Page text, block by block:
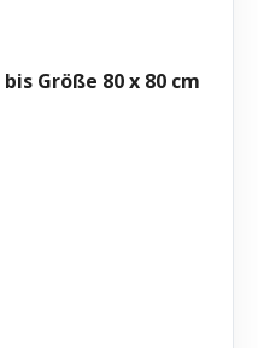
bis Größe 80 x 80 cm